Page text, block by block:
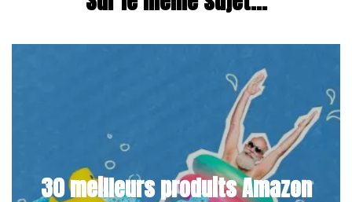
30 meilleurs produits Amazon